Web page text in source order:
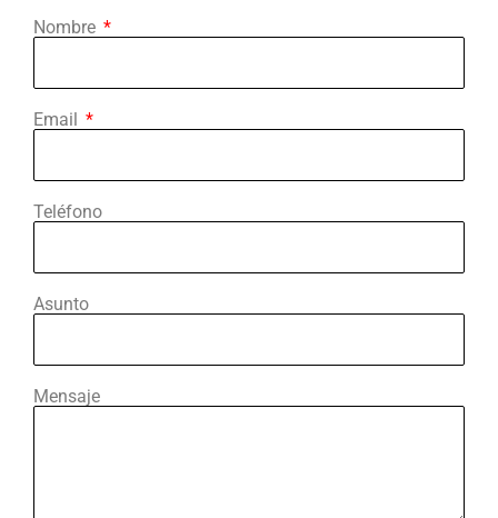
Nombre
Email
Teléfono
Asunto
Mensaje